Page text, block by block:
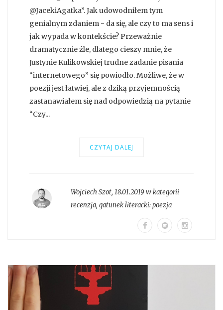
@JacekiAgatka”. Jak udowodniłem tym
genialnym zdaniem - da się, ale czy to ma sens i
jak wypada w kontekście? Przeważnie
dramatycznie źle, dlatego cieszy mnie, że
Justynie Kulikowskiej trudne zadanie pisania
“internetowego” się powiodło. Możliwe, że w
poezji jest łatwiej, ale z dziką przyjemnością
zastanawiałem się nad odpowiedzią na pytanie
“Czy...
CZYTAJ DALEJ
Wojciech Szot, 18.01.2019 w kategorii
recenzja, gatunek literacki:poezja